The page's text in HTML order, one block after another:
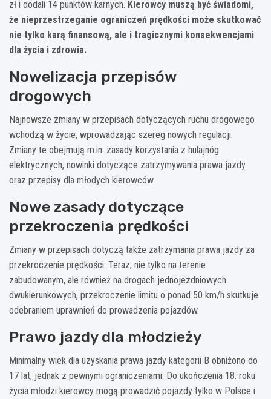
zł i dodali 14 punktów karnych. Kierowcy muszą być świadomi,
że nieprzestrzeganie ograniczeń prędkości może skutkować
nie tylko karą finansową, ale i tragicznymi konsekwencjami
dla życia i zdrowia.
Nowelizacja przepisów
drogowych
Najnowsze zmiany w przepisach dotyczących ruchu drogowego
wchodzą w życie, wprowadzając szereg nowych regulacji.
Zmiany te obejmują m.in. zasady korzystania z hulajnóg
elektrycznych, nowinki dotyczące zatrzymywania prawa jazdy
oraz przepisy dla młodych kierowców.
Nowe zasady dotyczące
przekroczenia prędkości
Zmiany w przepisach dotyczą także zatrzymania prawa jazdy za
przekroczenie prędkości. Teraz, nie tylko na terenie
zabudowanym, ale również na drogach jednojezdniowych
dwukierunkowych, przekroczenie limitu o ponad 50 km/h skutkuje
odebraniem uprawnień do prowadzenia pojazdów.
Prawo jazdy dla młodzieży
Minimalny wiek dla uzyskania prawa jazdy kategorii B obniżono do
17 lat, jednak z pewnymi ograniczeniami. Do ukończenia 18. roku
życia młodzi kierowcy mogą prowadzić pojazdy tylko w Polsce i